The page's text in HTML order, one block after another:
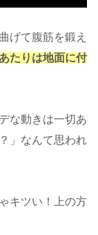
げて腹筋を鍛え
たりは地面に付
な動きは一切あ
」なんて思われ
キツい！上の方